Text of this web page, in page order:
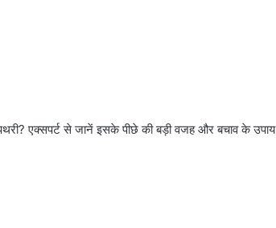
एक्सपर्ट से जानें इसके पीछे की बड़ी वजह और बचाव के उपाय